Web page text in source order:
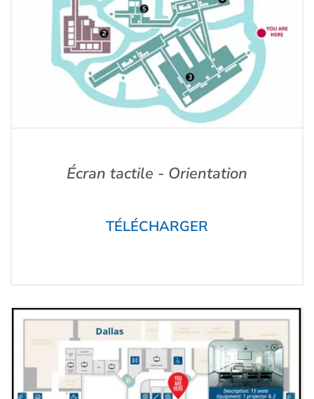
Écran tactile - Orientation
TÉLÉCHARGER